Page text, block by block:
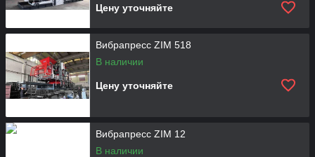
Цену уточняйте
Вибрапресс ZIM 518
В наличии
Цену уточняйте
Вибрапресс ZIM 12
В наличии